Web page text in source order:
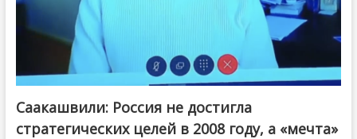
Саакашвили: Россия не достигла
стратегических целей в 2008 году, а «мечта»